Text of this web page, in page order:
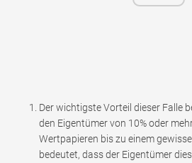
Der wichtigste Vorteil dieser Falle
den Eigentümer von 10% oder
Wertpapieren bis zu einem
bedeutet, dass der Eigentümer